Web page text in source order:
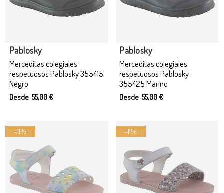
Merceditas colegiales
respetuosos Pablosky 355415
Negro
Pablosky
Desde 55,00 €
Merceditas colegiales
respetuosos Pablosky
355425 Marino
Pablosky
Desde 55,00 €
-11% -11%